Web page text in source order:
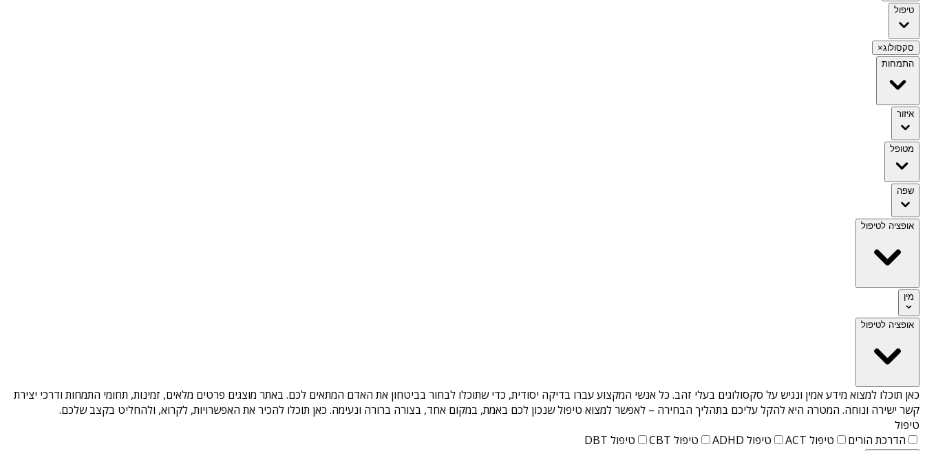
טיפול
סקסולוג×
התמחות
איזור
מטופל
שפה
אופציה לטיפול
מין
אופציה לטיפול
כאן תוכלו למצוא מידע אמין ונגיש על סקסולוגים בעלי זהב. כל אנשי המקצוע עברו בדיקה יסודית, כדי שתוכלו לבחור בביטחון את האדם המתאים לכם. באתר מוצגים פרטים מלאים, זמינות, תחומי התמחות ודרכי יצירת
קשר ישירה ונוחה. המטרה היא להקל עליכם בתהליך הבחירה – לאפשר למצוא טיפול שנכון לכם באמת, במקום אחד, בצורה ברורה ונעימה. כאן תוכלו להכיר את האפשרויות, לקרוא, ולהחליט בקצב שלכם.
טיפול
הדרכת הורים
טיפול ACT טיפול ADHD טיפול CBT טיפול DBT